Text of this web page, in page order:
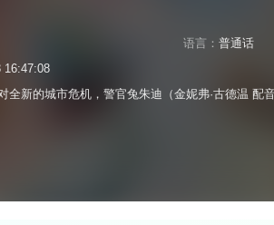
语言： 普通话
16:47:08
新的城市危机，警官兔朱迪（金妮弗·古德温 配